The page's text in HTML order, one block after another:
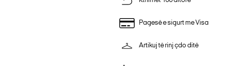
Pagesë e sigurt me Visa
Artikuj të rinj çdo ditë